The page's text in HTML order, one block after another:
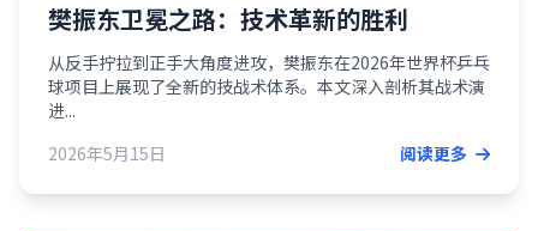
樊振东卫冕之路：技术革新的胜利
从反手拧拉到正手大角度进攻，樊振东在2026年世界杯乒乓
球项目上展现了全新的技战术体系。本文深入剖析其战术演
进...
2026年5月15日
阅读更多